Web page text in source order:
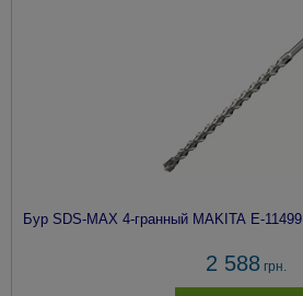
Бур SDS-MAX 4-гранный MAKITA E-11499
2 588 грн.